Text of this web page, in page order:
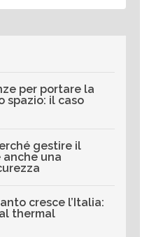
per portare la
spazio: il caso
gestire il
anche una
cresce l’Italia:
thermal